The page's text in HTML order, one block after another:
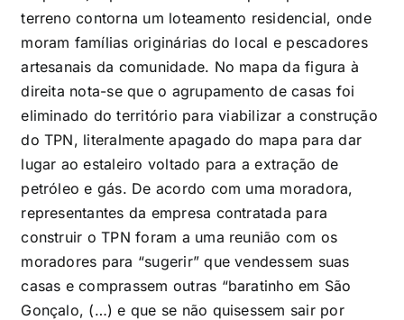
terreno contorna um loteamento residencial, onde
moram famílias originárias do local e pescadores
artesanais da comunidade. No mapa da figura à
direita nota-se que o agrupamento de casas foi
eliminado do território para viabilizar a construção
do TPN, literalmente apagado do mapa para dar
lugar ao estaleiro voltado para a extração de
petróleo e gás. De acordo com uma moradora,
representantes da empresa contratada para
construir o TPN foram a uma reunião com os
moradores para “sugerir” que vendessem suas
casas e comprassem outras “baratinho em São
Gonçalo, (…) e que se não quisessem sair por